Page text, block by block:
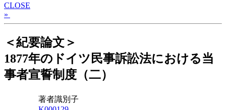
CLOSE
»
＜紀要論文＞
1877年のドイツ民事訴訟法における当
事者宣誓制度（二）
著者識別子